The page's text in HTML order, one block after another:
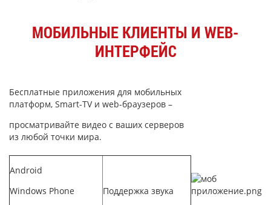
МОБИЛЬНЫЕ КЛИЕНТЫ И WEB-
ИНТЕРФЕЙС
Бесплатные приложения для мобильных
платформ, Smart-TV и web-браузеров –
просматривайте видео с ваших серверов
из любой точки мира.
Android
Windows Phone
Поддержка звука